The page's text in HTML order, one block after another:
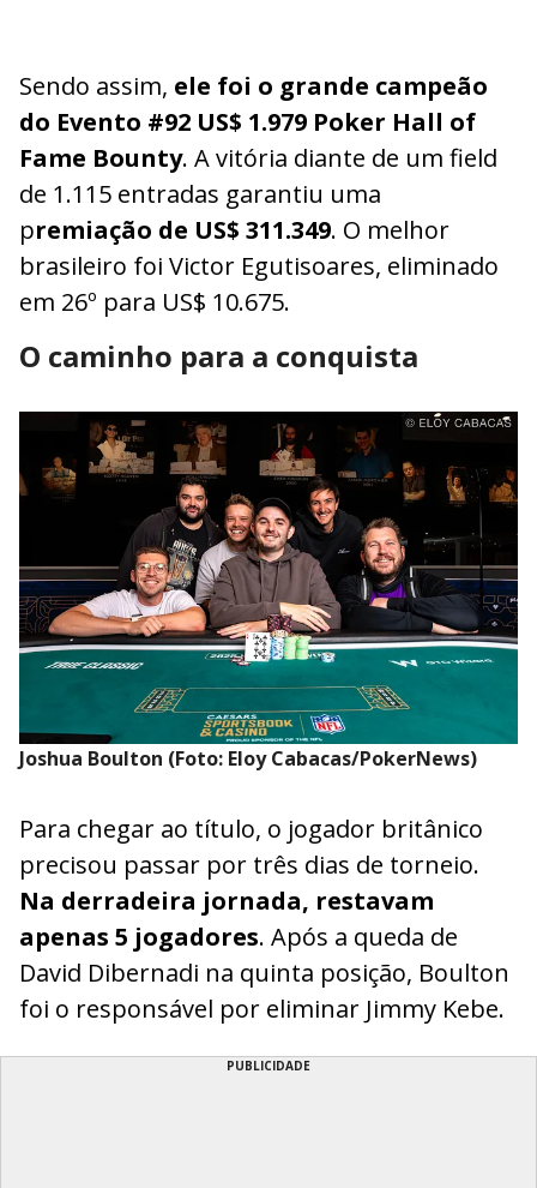
Sendo assim, ele foi o grande campeão
do Evento #92 US$ 1.979 Poker Hall of
Fame Bounty. A vitória diante de um field
de 1.115 entradas garantiu uma
premiação de US$ 311.349. O melhor
brasileiro foi Victor Egutisoares, eliminado
em 26º para US$ 10.675.
O caminho para a conquista
Joshua Boulton (Foto: Eloy Cabacas/PokerNews)
Para chegar ao título, o jogador britânico
precisou passar por três dias de torneio.
Na derradeira jornada, restavam
apenas 5 jogadores. Após a queda de
David Dibernadi na quinta posição, Boulton
foi o responsável por eliminar Jimmy Kebe.
PUBLICIDADE